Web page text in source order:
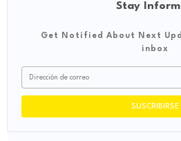
Stay
Get Notified About Next
inbox